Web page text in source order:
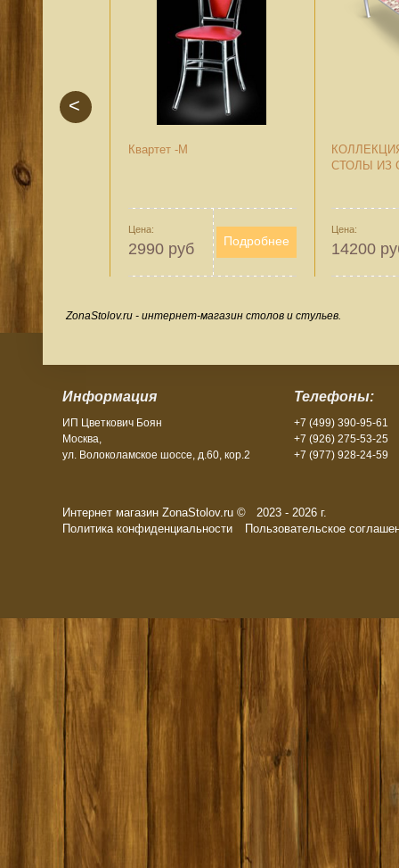
Квартет -М
Подробнее
Цена:
2990 руб
СТОЛЫ ИЗ
Цена:
14200
<
ZonaStolov.ru - интернет-магазин столов и стульев.
Информация
ИП Цветкович Боян
Москва,
ул. Волоколамское шоссе, д.60, кор.2
Телефоны:
+7 (499) 390-95-61
+7 (926) 275-53-25
+7 (977) 928-24-59
Интернет магазин ZonaStolov.ru © 2023 - 2026 г.
Политика конфиденциальности
Пользовательское